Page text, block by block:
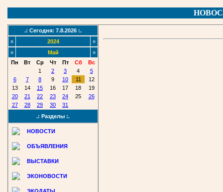
.: Сегодня: 7.8.2026 :.
«
2024
»
«
Май
»
Пн
Вт Ср Чт Пт Сб
Вс
1
2 3 4
5
6
7 8 9 10 11
12
13
14 15 16 17 18
19
20
21 22 23 24 25
26
27
28 29 30
31
.: Разделы :.
НОВОСТИ
ОБЪЯВЛЕНИЯ
ВЫСТАВКИ
ЭКОНОВОСТИ